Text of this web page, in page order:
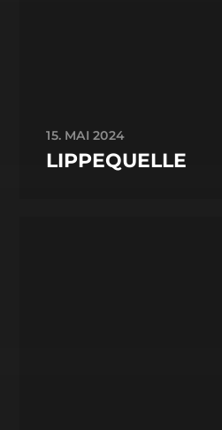
15. MAI 2024
LIPPEQUELLE